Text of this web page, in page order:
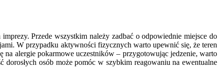
Przede wszystkim należy zadbać o odpowiednie miejsce do
W przypadku aktywności fizycznych warto upewnić się, że teren
alergie pokarmowe uczestników – przygotowując jedzenie, warto
osób może pomóc w szybkim reagowaniu na ewentualne